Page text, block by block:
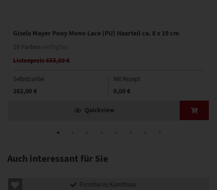
Gisela Mayer Pony Mono Lace (PU) Haarteil ca. 8 x 19 cm
Listenpreis 655,00 €
Selbstzahler
262,00 €
Mit Rezept
0,00 €
Quickview
Auch interessant für Sie
Formbares Kunsthaar